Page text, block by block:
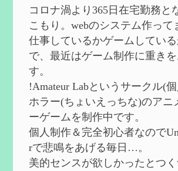
2024/09/02
第５７回 アチーブメント「対
を手に入れたい
を作成
2024/09/02
第５６回 ムアラニの簡易解説
ど【0~1凸】
2024/08/11
第５５回 【無凸無モチ】エミ
てみた感想を作成
2024/06/26
第４９回 フリーナの簡易性能
ションについての検証を更新
コロナ渦より365日在宅勤務と
こもり。webのシステム作って
仕事しているかゲームしてい
で、最近はゲーム制作に重き
す。
!Amateur Labというサークル(
ホラー(ちょいえっちな)のアニ
ーゲームを制作中です。
個人制作＆完全初心者なので
rで悲鳴をあげる毎日…。
美的センスが欲しかったとつ